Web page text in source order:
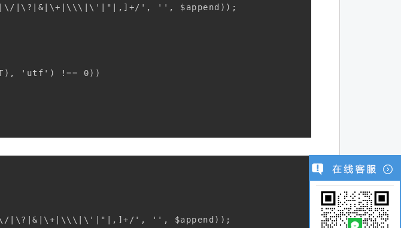
', '', $append));
'utf') !== 0))
', '', $append));